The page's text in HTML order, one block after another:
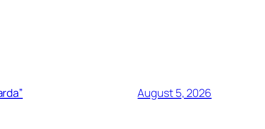
August 5, 2026